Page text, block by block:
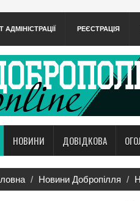
АДМІНІСТРАЦІЇ РЕЄСТРАЦІЯ
НОВИНИ ДОВІДКОВА
Новини Добропілля